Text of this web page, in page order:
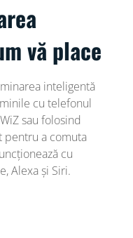
vă place
inteligentă
cu telefonul
sau folosind
a comuta
cu
Alexa și Siri.